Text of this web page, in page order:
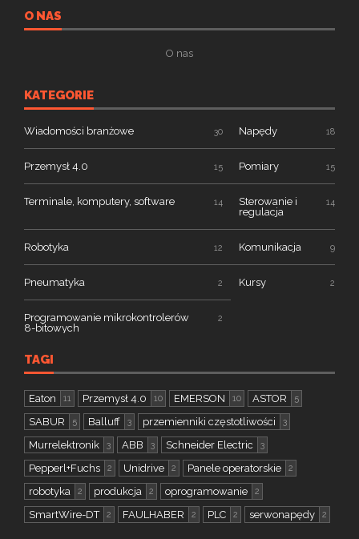
O NAS
O nas
KATEGORIE
Wiadomości branżowe 30 Napędy 18
Przemysł 4.0 15 Pomiary 15
Terminale, komputery, software 14
Sterowanie i
regulacja
14
Robotyka 12 Komunikacja 9
Pneumatyka 2 Kursy 2
Programowanie mikrokontrolerów
8-bitowych
2
TAGI
Eaton 11 Przemysł 4.0 10 EMERSON 10 ASTOR 5
SABUR 5 Balluff 3 przemienniki częstotliwości 3
Murrelektronik 3 ABB 3 Schneider Electric 3
Pepperl+Fuchs 2 Unidrive 2 Panele operatorskie 2
robotyka 2 produkcja 2 oprogramowanie 2
SmartWire-DT 2 FAULHABER 2 PLC 2 serwonapędy 2